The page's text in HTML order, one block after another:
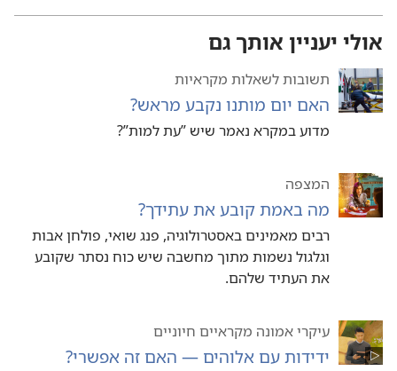
אולי יעניין אותך גם
תשובות לשאלות מקראיות
האם יום מותנו נקבע מראש?‏
מדוע במקרא נאמר שיש ”‏עת למות”‏?‏
המצפה
מה באמת קובע את עתידך?‏
רבים מאמינים באסטרולוגיה,‏ פנג שואי,‏ פולחן אבות
וגלגול נשמות מתוך מחשבה שיש כוח נסתר שקובע
את העתיד שלהם.‏
עיקרי אמונה מקראיים חיוניים
ידידות עם אלוהים — האם זה אפשרי?‏